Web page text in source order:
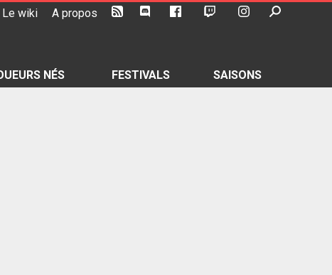
Le wiki A propos
NÉS FESTIVALS SAISONS